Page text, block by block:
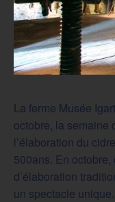
La ferme Musée
octobre, la semaine
l’élaboration du
500ans. En
d’élaboration
un spectacle unique.